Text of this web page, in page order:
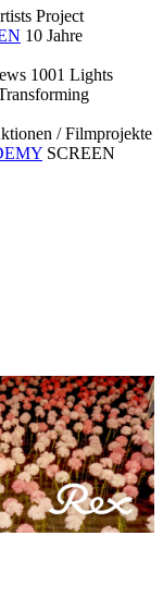
Project
10 Jahre
1001 Lights
/ Filmprojekte
SCREEN